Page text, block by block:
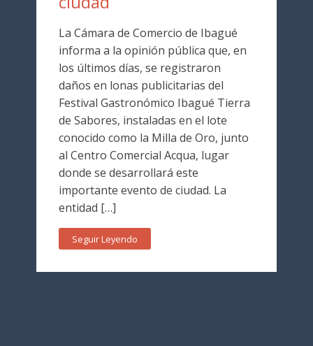
La Cámara de Comercio de Ibagué
informa a la opinión pública que, en
los últimos días, se registraron
daños en lonas publicitarias del
Festival Gastronómico Ibagué Tierra
de Sabores, instaladas en el lote
conocido como la Milla de Oro, junto
al Centro Comercial Acqua, lugar
donde se desarrollará este
importante evento de ciudad. La
entidad […]
Seguir Leyendo